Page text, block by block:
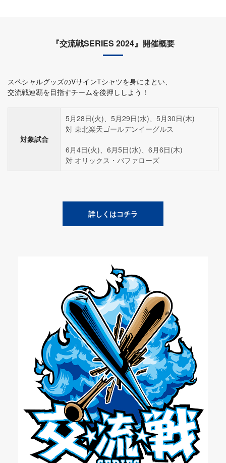
『交流戦SERIES 2024』開催概要
スペシャルグッズのVサインTシャツを身にまとい、
交流戦連覇を目指すチームを後押ししよう！
対象試合
5月28日(火)、5月29日(水)、5月30日(木)
対 東北楽天ゴールデンイーグルス
6月4日(火)、6月5日(水)、6月6日(木)
対 オリックス・バファローズ
詳しくはコチラ